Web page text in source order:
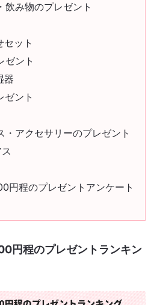
飲み物のプレゼント
ット
ゼント
器
ゼント
・アクセサリーのプレゼント
円程のプレゼントアンケート
円程のプレゼントランキン